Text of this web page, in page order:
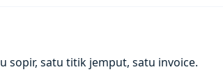
sopir, satu titik jemput, satu invoice.